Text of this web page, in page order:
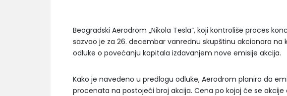
Beogradski Aerodrom „Nikola Tesla“, koji kontroliše proces
sazvao je za 26. decembar vanrednu skupštinu akcionara
odluke o povećanju kapitala izdavanjem nove emisije akcija.
Kako je navedeno u predlogu odluke, Aerodrom planira da
procenata na postojeći broj akcija. Cena po kojoj će se